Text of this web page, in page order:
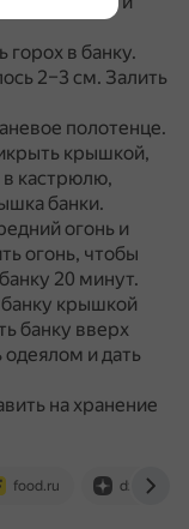
в банку.
2–3 см. Залить
полотенце.
крышкой,
кастрюлю,
банки.
огонь и
огонь, чтобы
20 минут.
банку крышкой
банку вверх
одеялом и дать
на хранение
food.ru dzen.ru